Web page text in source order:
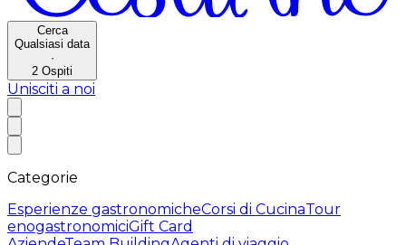
Cerca
Qualsiasi data
·
2 Ospiti
Unisciti a noi
Categorie
Esperienze gastronomicheCorsi di CucinaTour
enogastronomiciGift Card